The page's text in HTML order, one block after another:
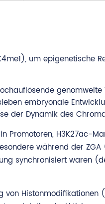
um epigenetische
embryonale
der Dynamik des
Promotoren, H3K27ac-
während der
synchronisiert waren
Histonmodifikationen